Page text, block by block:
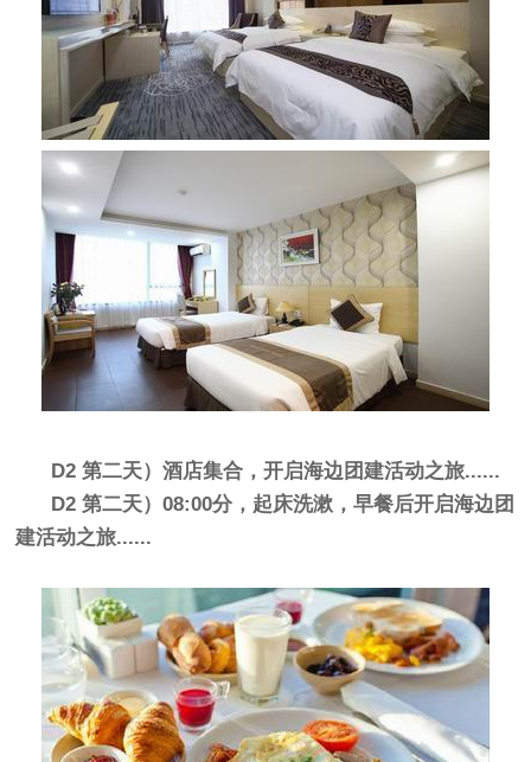
D2 第二天）酒店集合，开启海边团建活动之旅......
D2 第二天）08:00分，起床洗漱，早餐后开启海边团
建活动之旅......